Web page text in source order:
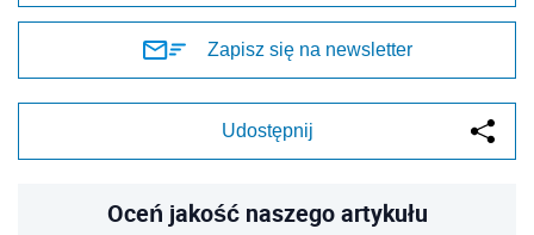
Zapisz się na newsletter
Udostępnij
Oceń jakość naszego artykułu